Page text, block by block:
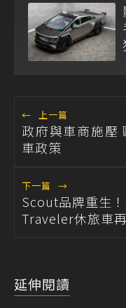
← 上一篇
政府與車商施壓
車政策
下一篇 →
Scout品牌重生
Traveler休旅車
延伸閱讀